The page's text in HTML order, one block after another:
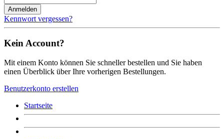
Anmelden
Kennwort vergessen?
Kein Account?
Mit einem Konto können Sie schneller bestellen und Sie haben
einen Überblick über Ihre vorherigen Bestellungen.
Benutzerkonto erstellen
Startseite